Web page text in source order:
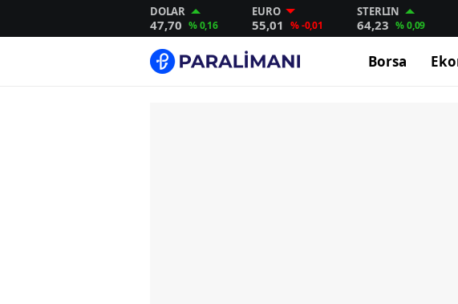
DOLAR
47,70 % 0,16
EURO
55,01 % -0,01
STERLIN
64,23 % 0,09
Borsa